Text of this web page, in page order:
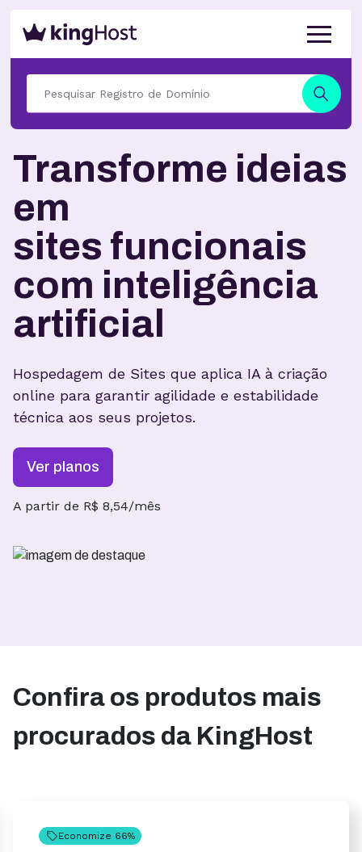
Transforme ideias
em
sites funcionais
com inteligência
artificial
Hospedagem de Sites que aplica IA à criação
online para garantir agilidade e estabilidade
técnica aos seus projetos.
Ver planos
A partir de R$ 8,54/mês
Confira os produtos mais
procurados da KingHost
Economize 66%